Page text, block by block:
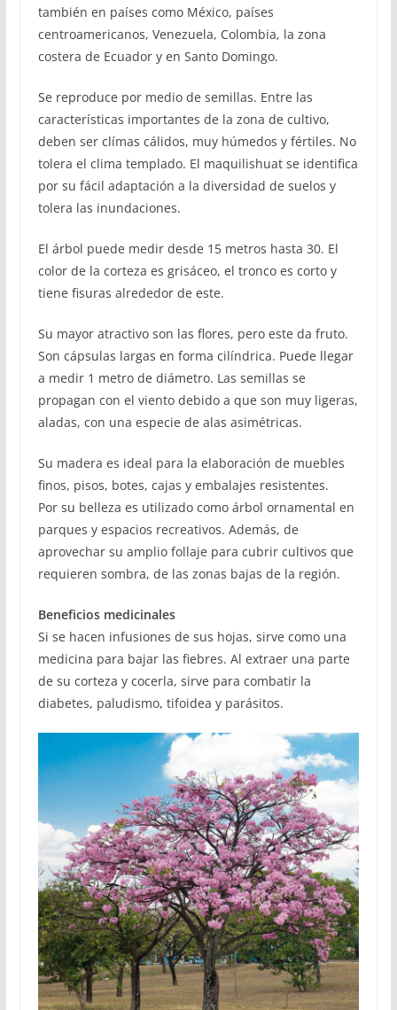
también en países como México, países
centroamericanos, Venezuela, Colombia, la zona
costera de Ecuador y en Santo Domingo.
Se reproduce por medio de semillas. Entre las
características importantes de la zona de cultivo,
deben ser clímas cálidos, muy húmedos y fértiles. No
tolera el clima templado. El maquilishuat se identifica
por su fácil adaptación a la diversidad de suelos y
tolera las inundaciones.
El árbol puede medir desde 15 metros hasta 30. El
color de la corteza es grisáceo, el tronco es corto y
tiene fisuras alrededor de este.
Su mayor atractivo son las flores, pero este da fruto.
Son cápsulas largas en forma cilíndrica. Puede llegar
a medir 1 metro de diámetro. Las semillas se
propagan con el viento debido a que son muy ligeras,
aladas, con una especie de alas asimétricas.
Su madera es ideal para la elaboración de muebles
finos, pisos, botes, cajas y embalajes resistentes.
Por su belleza es utilizado como árbol ornamental en
parques y espacios recreativos. Además, de
aprovechar su amplio follaje para cubrir cultivos que
requieren sombra, de las zonas bajas de la región.
Beneficios medicinales
Si se hacen infusiones de sus hojas, sirve como una
medicina para bajar las fiebres. Al extraer una parte
de su corteza y cocerla, sirve para combatir la
diabetes, paludismo, tifoidea y parásitos.